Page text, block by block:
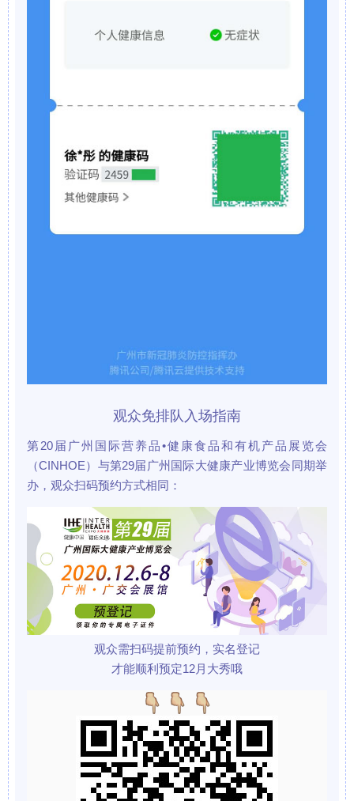
观众免排队入场指南
第20届广州国际营养品•健康食品和有机产品展览会
（CINHOE）与第29届广州国际大健康产业博览会同期举
办，观众扫码预约方式相同：
观众需扫码提前预约，实名登记
才能顺利预定12月大秀哦